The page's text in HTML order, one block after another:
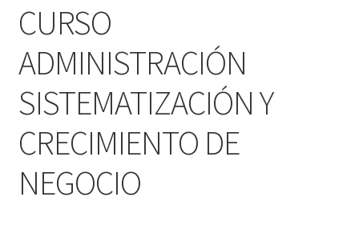
CURSO
ADMINISTRACIÓN
SISTEMATIZACIÓN Y
CRECIMIENTO DE
NEGOCIO